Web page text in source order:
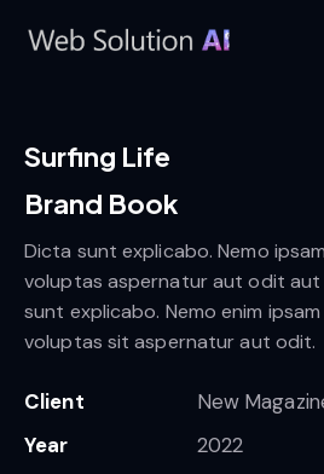
Surfing Life
Brand Book
Dicta sunt explicabo. Nemo
voluptas aspernatur aut odit aut
sunt explicabo. Nemo enim
voluptas sit aspernatur aut odit.
Client
New
Year
2022